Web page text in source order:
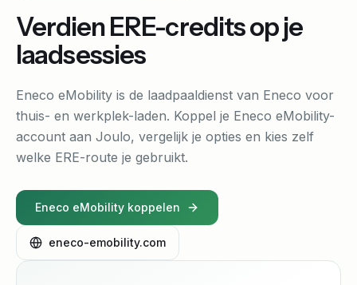
Verdien ERE-credits op je
laadsessies
Eneco eMobility is de laadpaaldienst van Eneco voor
thuis- en werkplek-laden. Koppel je Eneco eMobility-
account aan Joulo, vergelijk je opties en kies zelf
welke ERE-route je gebruikt.
Eneco eMobility koppelen
eneco-emobility.com